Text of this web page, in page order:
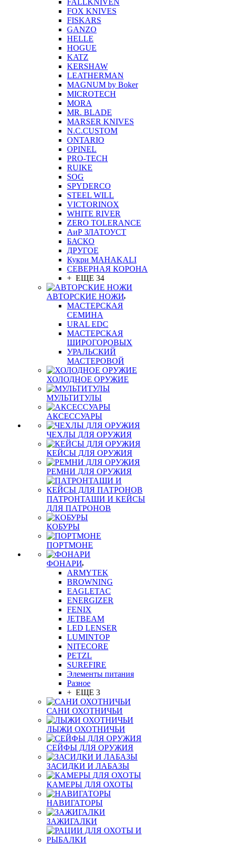
FALLKNIVEN
FOX KNIVES
FISKARS
GANZO
HELLE
HOGUE
KATZ
KERSHAW
LEATHERMAN
MAGNUM by Boker
MICROTECH
MORA
MR. BLADE
MARSER KNIVES
N.C.CUSTOM
ONTARIO
OPINEL
PRO-TECH
RUIKE
SOG
SPYDERCO
STEEL WILL
VICTORINOX
WHITE RIVER
ZERO TOLERANCE
АиР ЗЛАТОУСТ
БАСКО
ДРУГОЕ
Кукри MAHAKALI
СЕВЕРНАЯ КОРОНА
+ ЕЩЕ 34
АВТОРСКИЕ НОЖИ
МАСТЕРСКАЯ
СЕМИНА
URAL EDC
МАСТЕРСКАЯ
ШИРОГОРОВЫХ
УРАЛЬСКИЙ
МАСТЕРОВОЙ
ХОЛОДНОЕ ОРУЖИЕ
МУЛЬТИТУЛЫ
АКСЕССУАРЫ
ЧЕХЛЫ ДЛЯ ОРУЖИЯ
КЕЙСЫ ДЛЯ ОРУЖИЯ
РЕМНИ ДЛЯ ОРУЖИЯ
ПАТРОНТАШИ И КЕЙСЫ
ДЛЯ ПАТРОНОВ
КОБУРЫ
ПОРТМОНЕ
ФОНАРИ
ARMYTEK
BROWNING
EAGLETAC
ENERGIZER
FENIX
JETBEAM
LED LENSER
LUMINTOP
NITECORE
PETZL
SUREFIRE
Элементы питания
Разное
+ ЕЩЕ 3
САНИ ОХОТНИЧЬИ
ЛЫЖИ ОХОТНИЧЬИ
СЕЙФЫ ДЛЯ ОРУЖИЯ
ЗАСИДКИ И ЛАБАЗЫ
КАМЕРЫ ДЛЯ ОХОТЫ
НАВИГАТОРЫ
ЗАЖИГАЛКИ